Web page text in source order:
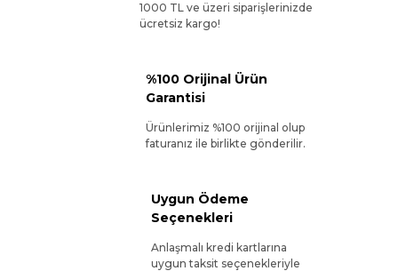
1000 TL ve üzeri siparişlerinizde
ücretsiz kargo!
%100 Orijinal Ürün
Garantisi
Ürünlerimiz %100 orijinal olup
faturanız ile birlikte gönderilir.
Uygun Ödeme
Seçenekleri
Anlaşmalı kredi kartlarına
uygun taksit seçenekleriyle